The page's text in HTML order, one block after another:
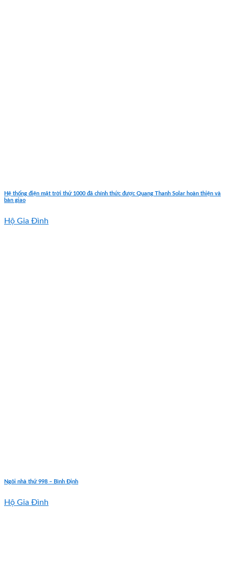
Hệ thống điện mặt trời thứ 1000 đã chính thức được Quang Thanh Solar hoàn thiện và
bàn giao
Hộ Gia Đình
Ngôi nhà thứ 998 – Bình Định
Hộ Gia Đình